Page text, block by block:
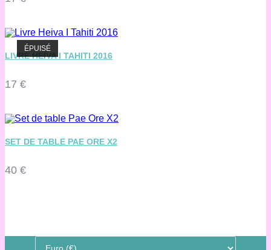
ÉPUISÉ
LIVRE HEIVA I TAHITI 2016
17 €
SET DE TABLE PAE ORE X2
40 €